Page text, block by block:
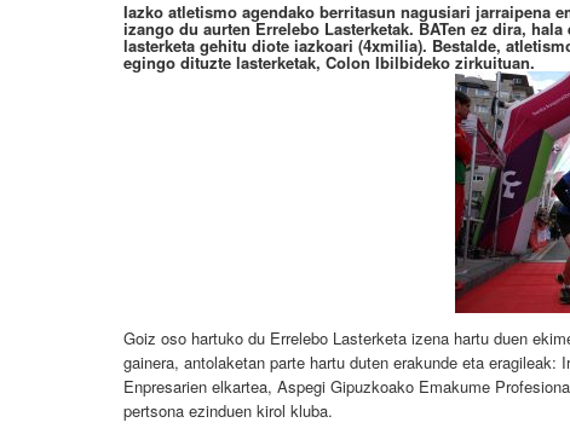
Iazko atletismo agendako berritasun nagusiari jarraipena
izango du aurten Errelebo Lasterketak. BATen ez dira,
lasterketa gehitu diote iazkoari (4xmilia). Bestalde,
egingo dituzte lasterketak, Colon Ibilbideko zirkuituan.
Goiz oso hartuko du Errelebo Lasterketa izena hartu duen
gainera, antolaketan parte hartu duten erakunde eta
Enpresarien elkartea, Aspegi Gipuzkoako Emakume
pertsona ezinduen kirol kluba.